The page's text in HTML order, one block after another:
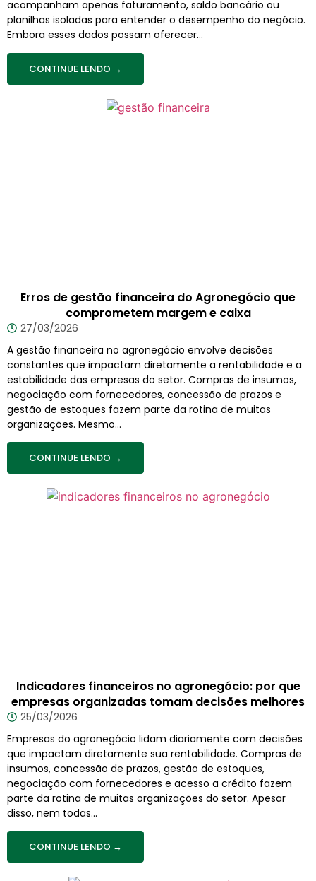
acompanham apenas faturamento, saldo bancário ou
planilhas isoladas para entender o desempenho do negócio.
Embora esses dados possam oferecer...
CONTINUE LENDO →
Erros de gestão financeira do Agronegócio que
comprometem margem e caixa
27/03/2026
A gestão financeira no agronegócio envolve decisões
constantes que impactam diretamente a rentabilidade e a
estabilidade das empresas do setor. Compras de insumos,
negociação com fornecedores, concessão de prazos e
gestão de estoques fazem parte da rotina de muitas
organizações. Mesmo...
CONTINUE LENDO →
Indicadores financeiros no agronegócio: por que
empresas organizadas tomam decisões melhores
25/03/2026
Empresas do agronegócio lidam diariamente com decisões
que impactam diretamente sua rentabilidade. Compras de
insumos, concessão de prazos, gestão de estoques,
negociação com fornecedores e acesso a crédito fazem
parte da rotina de muitas organizações do setor. Apesar
disso, nem todas...
CONTINUE LENDO →